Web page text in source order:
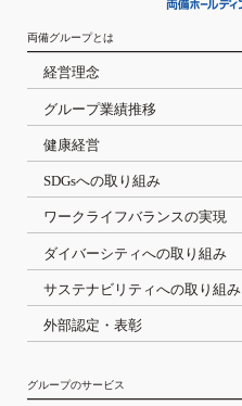
両備グループとは
経営理念
グループ業績推移
健康経営
SDGsへの取り組み
ワークライフバランスの実現
ダイバーシティへの取り組み
サステナビリティへの取り組み
外部認定・表彰
グループのサービス